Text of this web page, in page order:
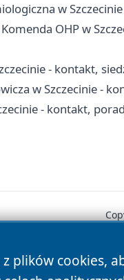
w
OHP w
- kontakt,
w Szczecinie -
- kontakt,
plików cookies,News